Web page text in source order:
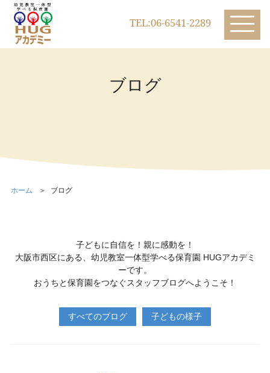
TEL:06-6541-2289
ブログ
ホーム ブログ
子どもに自信を！親に感動を！
大阪市西区にある、幼児教室一体型学べる保育園 HUGアカデミ
ーです。
おうちと保育園をつなぐスタッフブログへようこそ！
すべてのブログ 子どもの様子